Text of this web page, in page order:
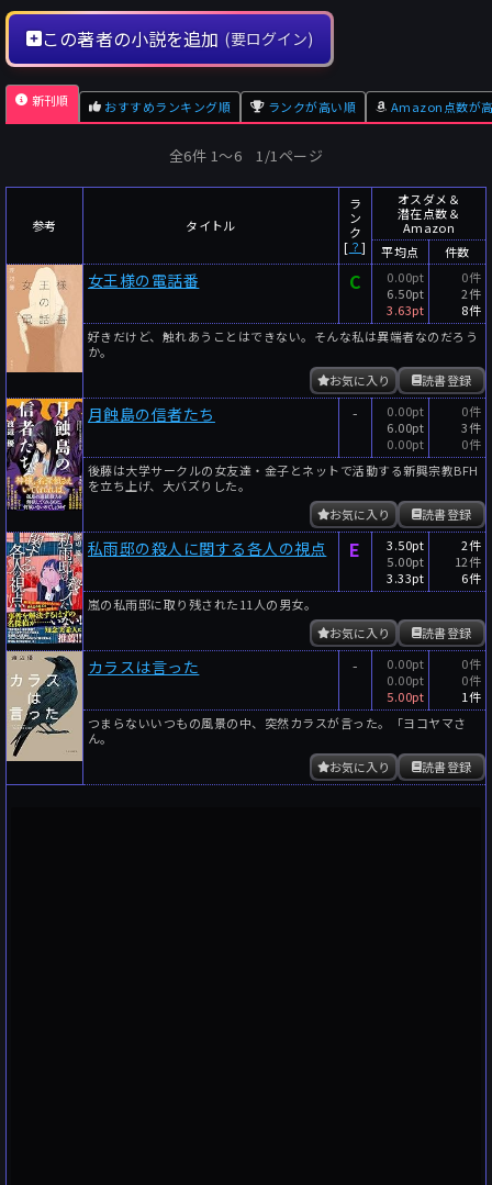
この著者の小説を追加 (要ログイン)
新刊順 おすすめランキング順 ランクが高い順 Amazon点数が
全6件 1〜6 1/1ページ
参考 タイトル
ラ
ン
ク
[ ？]
オスダメ＆
潜在点数＆
Amazon
平均点
件数
女王様の電話番 C
0.00pt
6.50pt
3.63pt
0件
2件
8件
好きだけど、触れあうことはできない。そんな私は異端者なのだろう
か。
読書登録
お気に入り
月蝕島の信者たち -
0.00pt
6.00pt
0.00pt
0件
3件
0件
後藤は大学サークルの女友達・金子とネットで活動する新興宗教BFH
を立ち上げ、大バズりした。
読書登録
お気に入り
私雨邸の殺人に関する各人の視点 E
3.50pt
5.00pt
3.33pt
2件
12件
6件
嵐の私雨邸に取り残された11人の男女。
読書登録
お気に入り
カラスは言った -
0.00pt
0.00pt
5.00pt
0件
0件
1件
つまらないいつもの風景の中、突然カラスが言った。「ヨコヤマさ
ん。
読書登録
お気に入り